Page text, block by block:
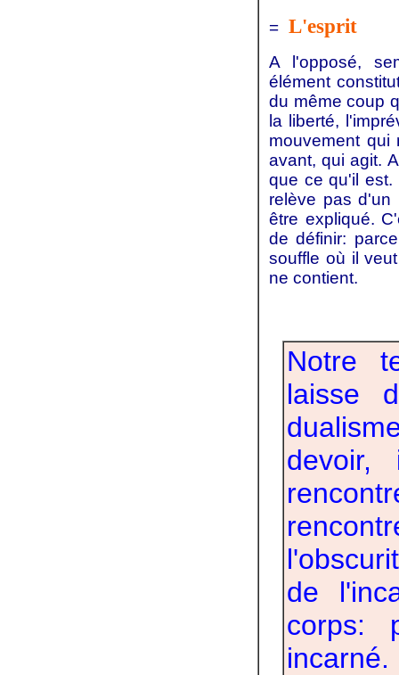
= L'esprit
A l'opposé,
élément
du même coup
la liberté,
mouvement
avant, qui agit.
que ce qu'il est.
relève pas d'un
être expliqué.
de définir:
souffle où il
ne contient.
Notre
laisse
devoir,
de
corps:
incarné.